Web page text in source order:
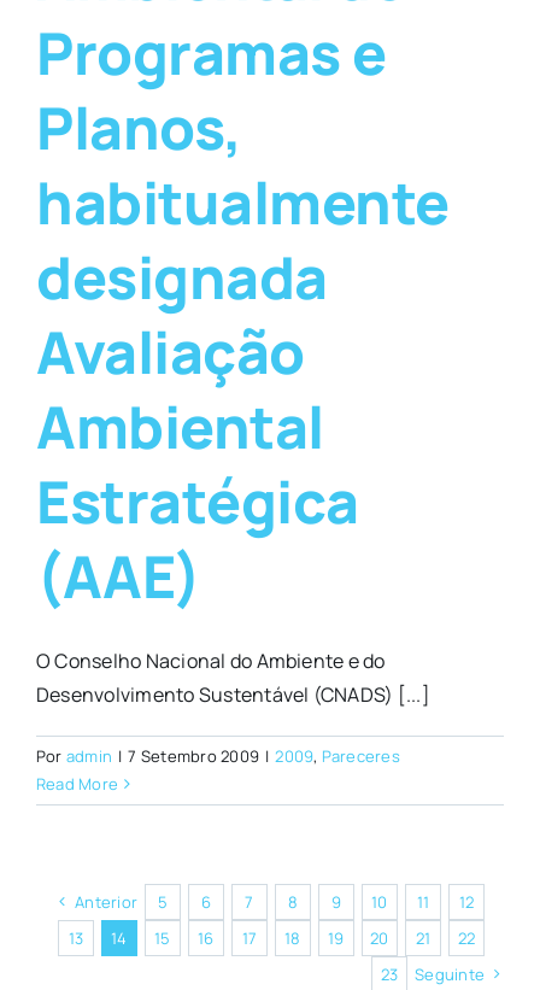
Programas e
Planos,
habitualmente
designada
Avaliação
Ambiental
Estratégica
(AAE)
O Conselho Nacional do Ambiente e do
Desenvolvimento Sustentável (CNADS) [...]
Por admin | 7 Setembro 2009 | 2009, Pareceres
Read More
Anterior 5 6 7 8 9 10 11
12
13
14 15 16 17 18 19 20 21
22
23
Seguinte